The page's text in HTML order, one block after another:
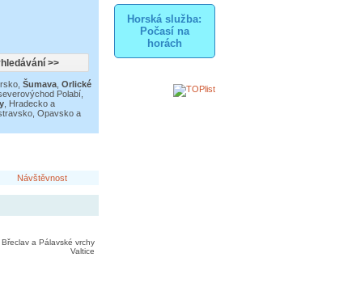
Horská služba:
Počasí na
horách
, Šumava, Orlické
Polabí,
, Hradecko a
Opavsko a
Návštěvnost
Břeclav a Pálavské vrchy
Valtice